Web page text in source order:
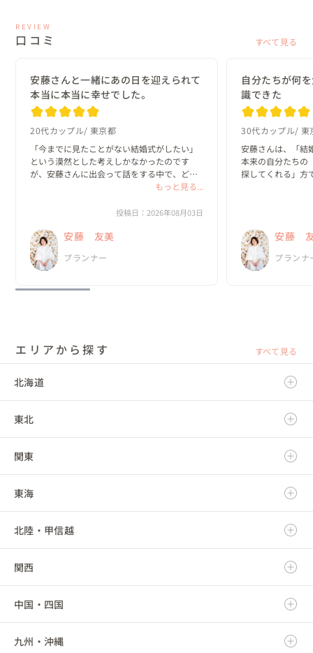
REVIEW
口コミ すべて見る
安藤さんと一緒にあの日を迎えられて
本当に本当に幸せでした。
20代カップル 東京都
「今までに見たことがない結婚式がしたい」
という漠然とした考えしかなかったのです
が、安藤さんに出会って話をする中で、どん
な一日にしたいのか？がどんどん具体的にな
ったことを、安藤さんは「何として...
もっと見る...
投稿日：2026年08月03日
安藤 友美
プランナー
自分たちが何
識できた
30代カップル 東
安藤さんは、「結
本来の自分たちの
探してくれる」方
新郎・新婦に招待
の、ほと...
安藤
プランナ
エリアから探す すべて見る
北海道
北海道
東北
青森県
岩手県
宮城県
秋田県
山形県
福島県
関東
茨城県
栃木県
群馬県
埼玉県
千葉県
東海
岐阜県
静岡県
愛知県
三重県
北陸・甲信越
新潟県
富山県
石川県
関西
滋賀県
京都府
中国・四国
鳥取県
九州・沖縄